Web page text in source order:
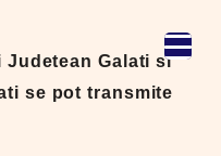
Galati si
se pot transmite